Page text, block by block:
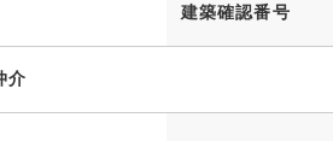
建築確認番号
介